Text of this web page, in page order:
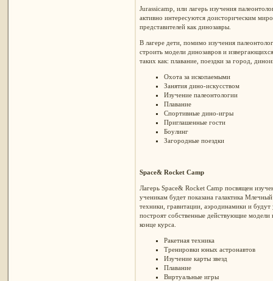
Jurassicamp, или лагерь изучения
активно интересуются доисторическим
представителей как динозавры.
В лагере дети, помимо изучения
строить модели динозавров и
таких как: плавание, поездки за город,
Охота за ископаемыми
Занятия дино-искусством
Изучение палеонтологии
Плавание
Спортивные дино-игры
Приглашенные гости
Боулинг
Загородные поездки
Space& Rocket Camp
Лагерь Space& Rocket Camp посвящен
ученикам будет показана галактика
техники, гравитации, аэродинамики и будут
построят собственные действующие модели
конце курса.
Ракетная техника
Тренировки юных астронавтов
Изучение карты звезд
Плавание
Виртуальные игры